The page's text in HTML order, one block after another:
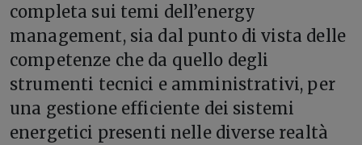
completa sui temi dell’energy
management, sia dal punto di vista delle
competenze che da quello degli
strumenti tecnici e amministrativi, per
una gestione efficiente dei sistemi
energetici presenti nelle diverse realtà